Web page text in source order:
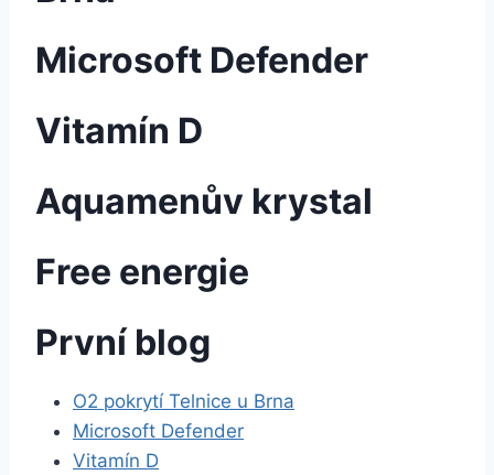
Microsoft Defender
Vitamín D
Aquamenův krystal
Free energie
První blog
O2 pokrytí Telnice u Brna
Microsoft Defender
Vitamín D